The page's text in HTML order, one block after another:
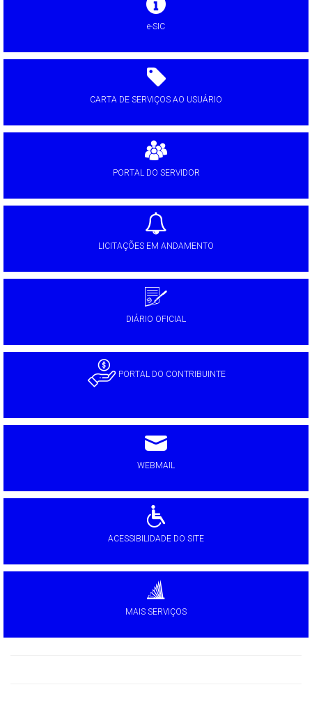
e-SIC
CARTA DE SERVIÇOS AO USUÁRIO
PORTAL DO SERVIDOR
LICITAÇÕES EM ANDAMENTO
DIÁRIO OFICIAL
PORTAL DO CONTRIBUINTE
WEBMAIL
ACESSIBILIDADE DO SITE
MAIS SERVIÇOS